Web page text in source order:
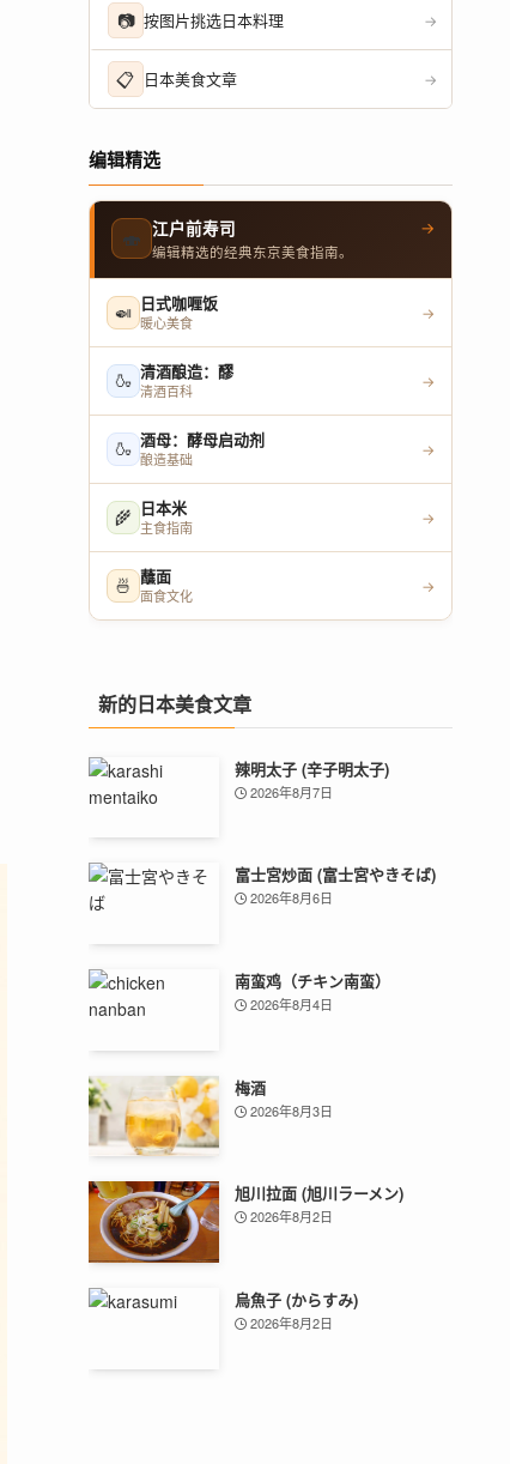
📷 按图片挑选日本料理 →
📋 日本美食文章 →
编辑精选
🍣 江户前寿司
编辑精选的经典东京美食指南。
→
🍛 日式咖喱饭
暖心美食
→
🍶 清酒酿造：醪
清酒百科
→
🍶 酒母：酵母启动剂
酿造基础
→
🌾 日本米
主食指南
→
🍜 蘸面
面食文化
→
新的日本美食文章
辣明太子 (辛子明太子)
2026年8月7日
富士宮炒面 (富士宮やきそば)
2026年8月6日
南蛮鸡（チキン南蛮）
2026年8月4日
梅酒
2026年8月3日
旭川拉面 (旭川ラーメン)
2026年8月2日
烏魚子 (からすみ)
2026年8月2日